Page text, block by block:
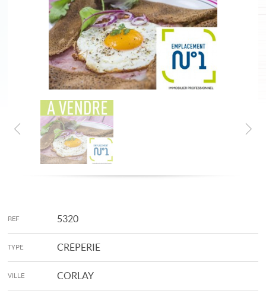
REF 5320
TYPE CRÊPERIE
VILLE CORLAY